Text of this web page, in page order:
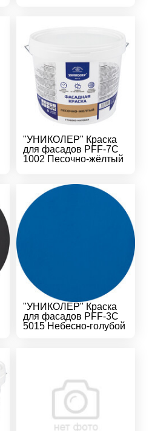
"УНИКОЛЕР" Краска
для фасадов PFF-7C
1002 Песочно-жёлтый
"УНИКОЛЕР" Краска
для фасадов PFF-3C
5015 Небесно-голубой